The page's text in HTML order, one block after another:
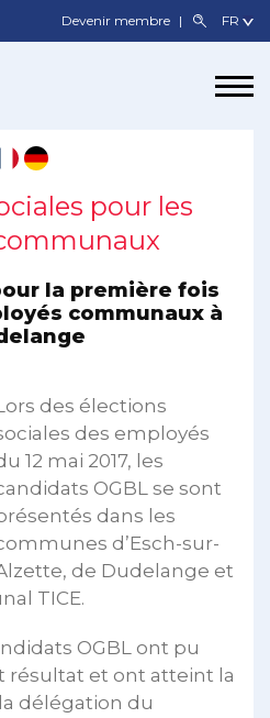
Devenir membre
pour les
la première fois
communaux à
des élections
des employés
12 mai 2017, les
OGBL se sont
dans les
d’Esch-sur-
de Dudelange et
TICE.
OGBL ont pu
résultat et ont atteint la
délégation du